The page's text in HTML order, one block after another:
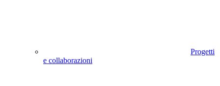
Progetti
e collaborazioni